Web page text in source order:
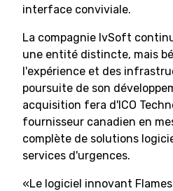
interface conviviale.
La compagnie IvSoft
une entité distincte, mais
l'expérience et des
poursuite de son
acquisition fera d'ICO
fournisseur canadien en
complète de solutions
services d'urgences.
«Le logiciel innovant